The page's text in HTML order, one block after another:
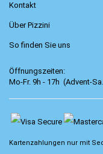
Kontakt
Über Pizzini
So finden Sie uns
Öffnungszeiten:
Mo-Fr. 9h - 17h (Advent-
Kartenzahlungen nur mit